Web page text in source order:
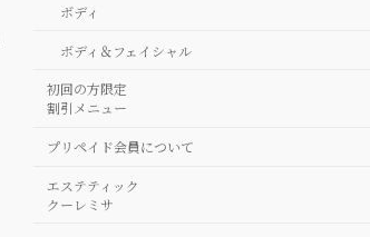
ボディ
ボディ＆フェイシャル
初回の方限定
割引メニュー
プリペイド会員について
エステティック
クーレミサ